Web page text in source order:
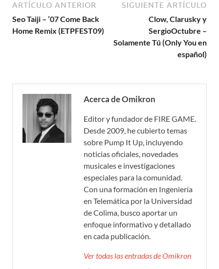
ARTÍCULO ANTERIOR
Seo Taiji – ’07 Come Back
Home Remix (ETPFEST09)
SIGUIENTE ARTÍCULO
Clow, Clarusky y
SergioOctubre –
Solamente Tú (Only You en
español)
Acerca de Omikron
Editor y fundador de FIRE GAME.
Desde 2009, he cubierto temas
sobre Pump It Up, incluyendo
noticias oficiales, novedades
musicales e investigaciones
especiales para la comunidad.
Con una formación en Ingeniería
en Telemática por la Universidad
de Colima, busco aportar un
enfoque informativo y detallado
en cada publicación.
Ver todas las entradas de Omikron